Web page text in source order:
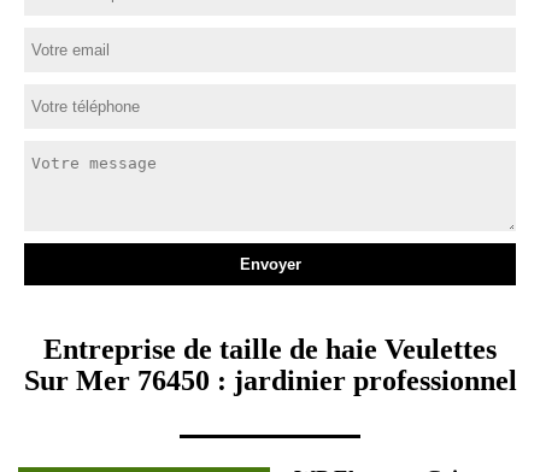
Entreprise de taille de haie Veulettes
Sur Mer 76450 : jardinier professionnel